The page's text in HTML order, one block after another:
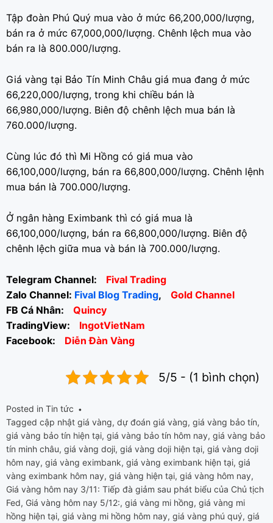
Tập đoàn Phú Quý mua vào ở mức 66,200,000/lượng,
bán ra ở mức 67,000,000/lượng. Chênh lệch mua vào
bán ra là 800.000/lượng.
Giá vàng tại Bảo Tín Minh Châu giá mua đang ở mức
66,220,000/lượng, trong khi chiều bán là
66,980,000/lượng. Biên độ chênh lệch mua bán là
760.000/lượng.
Cùng lúc đó thì Mi Hồng có giá mua vào
66,100,000/lượng, bán ra 66,800,000/lượng. Chênh lệnh
mua bán là 700.000/lượng.
Ở ngân hàng Eximbank thì có giá mua là
66,100,000/lượng, bán ra 66,800,000/lượng. Biên độ
chênh lệch giữa mua và bán là 700.000/lượng.
Telegram Channel:
Fival Trading
Zalo Channel: Fival Blog Trading,
Gold Channel
FB Cá Nhân:
Quincy
TradingView:
IngotVietNam
Facebook:
Diễn Đàn Vàng
5/5 - (1 bình chọn)
Posted in Tin tức
Tagged cập nhật giá vàng, dự đoán giá vàng, giá vàng bảo tín,
giá vàng bảo tín hiện tại, giá vàng bảo tín hôm nay, giá vàng bảo
tín minh châu, giá vàng doji, giá vàng doji hiện tại, giá vàng doji
hôm nay, giá vàng eximbank, giá vàng eximbank hiện tại, giá
vàng eximbank hôm nay, giá vàng hiện tại, giá vàng hôm nay,
Giá vàng hôm nay 3/11: Tiếp đà giảm sau phát biểu của Chủ tịch
Fed, Giá vàng hôm nay 5/12:, giá vàng mi hồng, giá vàng mi
hồng hiện tại, giá vàng mi hồng hôm nay, giá vàng phú quý, giá